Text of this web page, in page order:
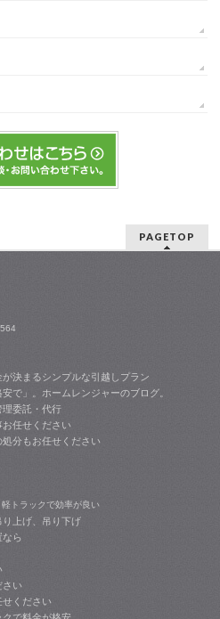
PAGETOP
が決まるシンプルな引越しプラン
で」。ホームレンジャーのブログ。
理委託・代行
任せください
分もお任せください
トラックで効率が良い
上げ、吊り下げ
なら
さい
せください